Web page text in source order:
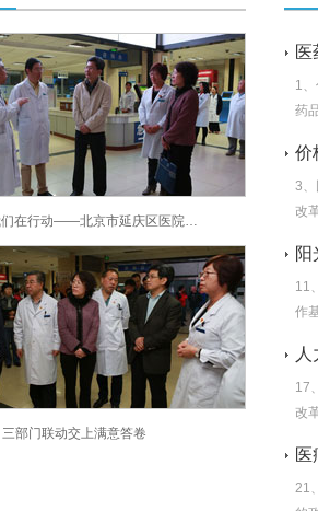
们在行动——北京市延庆区医院…
部门联动交上满意答卷
医
1
药
价
3、
改
阳
11
作
17
改
医
21